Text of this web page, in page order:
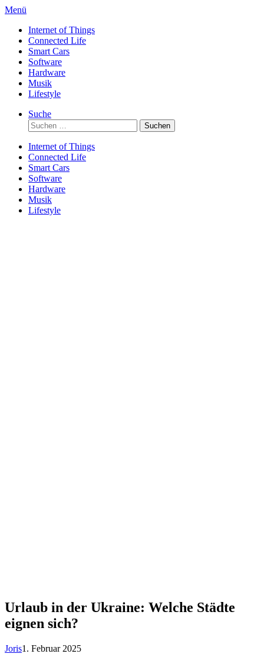
Direkt
Inhalt
Menü
Internet of Things
Connected Life
Smart Cars
Software
Hardware
Musik
Lifestyle
Suche
Suchen
nach:
Internet of Things
Connected Life
Smart Cars
Software
Hardware
Musik
Lifestyle
Urlaub in der Ukraine: Welche Städte
eignen sich?
Joris1. Februar 2025